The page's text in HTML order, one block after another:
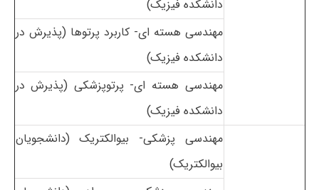
دانشکده فیزیک)
مهندسی هسته ای- کاربرد پرتوها(پذیرش در
دانشکده فیزیک)
مهندسی هسته ای- پرتوپزشکی (پذیرش در
دانشکده فیزیک)
مهندسی پزشکی- بیوالکتریک(دانشجویان
بیوالکتریک)